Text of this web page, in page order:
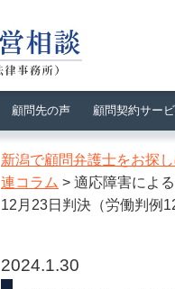
顧問先の声 顧問契約サー
新潟で顧問弁護士をお探
連コラム > 適応障害によ
12月23日判決（労働判例
2024.1.30